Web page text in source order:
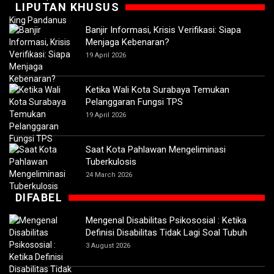
LIPUTAN KHUSUS
Banjir Informasi, Krisis Verifikasi: Siapa
Menjaga Kebenaran?
19 April 2026
Ketika Wali Kota Surabaya Temukan
Pelanggaran Fungsi TPS
19 April 2026
Saat Kota Pahlawan Mengeliminasi
Tuberkulosis
24 March 2026
DIFABEL
Mengenal Disabilitas Psikososial : Ketika
Definisi Disabilitas Tidak Lagi Soal Tubuh
3 August 2026